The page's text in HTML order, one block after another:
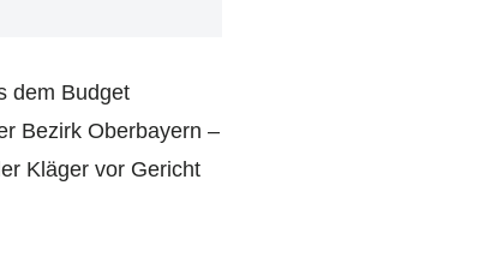
dem Budget
Bezirk Oberbayern –
Kläger vor Gericht